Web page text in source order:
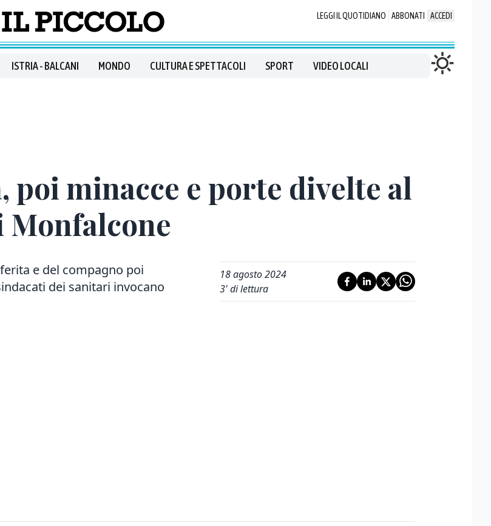
LEGGI IL QUOTIDIANO ABBONATI ACCEDI
ISTRIA - BALCANI MONDO CULTURA E SPETTACOLI SPORT VIDEO LOCALI
poi minacce e porte divelte al
Monfalcone
e del compagno poi
dei sanitari invocano
18 agosto 2024
3' di lettura